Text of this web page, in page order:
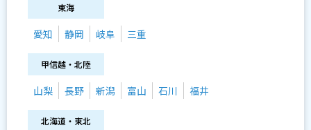
東海
愛知 静岡 岐阜 三重
甲信越・北陸
山梨 長野 新潟 富山 石川 福井
北海道・東北